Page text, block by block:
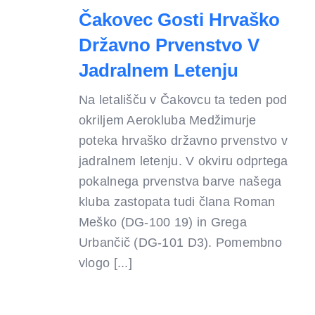
Čakovec Gosti Hrvaško
Državno Prvenstvo V
Jadralnem Letenju
Na letališču v Čakovcu ta teden pod
okriljem Aerokluba Medžimurje
poteka hrvaško državno prvenstvo v
jadralnem letenju. V okviru odprtega
pokalnega prvenstva barve našega
kluba zastopata tudi člana Roman
Meško (DG-100 19) in Grega
Urbančič (DG-101 D3). Pomembno
vlogo [...]